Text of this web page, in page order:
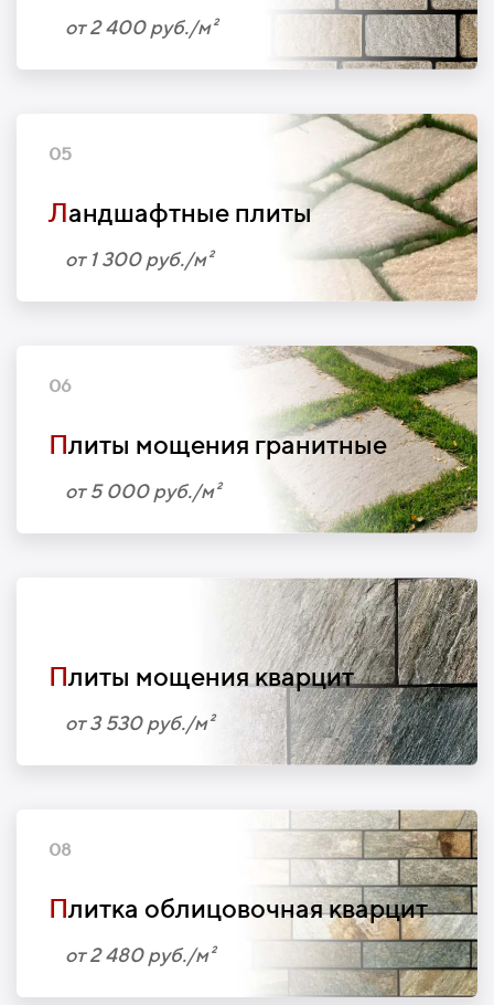
от 2 400 руб./м²
05
Ландшафтные плиты
от 1 300 руб./м²
06
Плиты мощения гранитные
от 5 000 руб./м²
Плиты мощения кварцит
от 3 530 руб./м²
08
Плитка облицовочная кварцит
от 2 480 руб./м²